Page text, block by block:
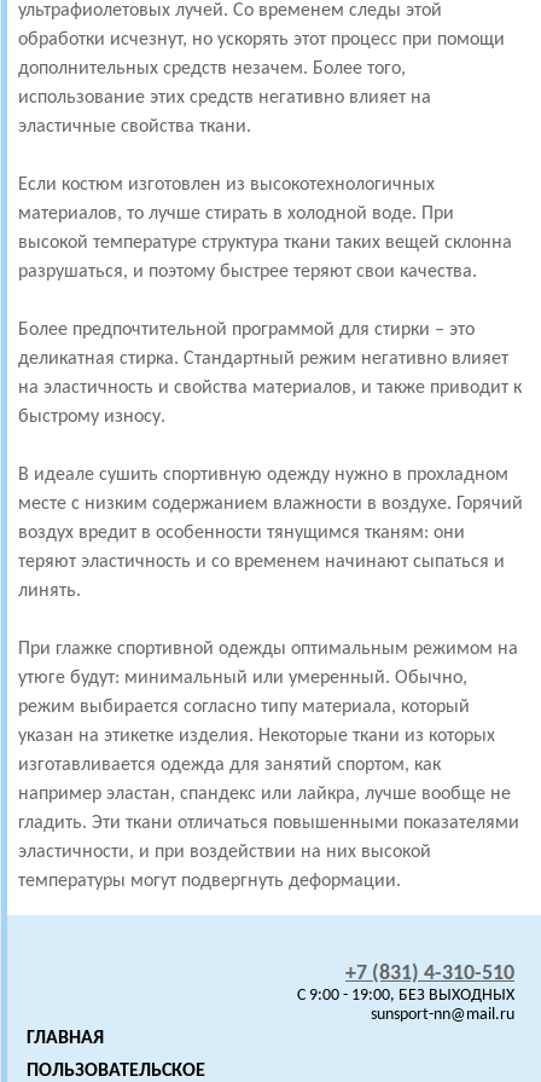
ультрафиолетовых лучей. Со временем следы этой
обработки исчезнут, но ускорять этот процесс при помощи
дополнительных средств незачем. Более того,
использование этих средств негативно влияет на
эластичные свойства ткани.
Если костюм изготовлен из высокотехнологичных
материалов, то лучше стирать в холодной воде. При
высокой температуре структура ткани таких вещей склонна
разрушаться, и поэтому быстрее теряют свои качества.
Более предпочтительной программой для стирки – это
деликатная стирка. Стандартный режим негативно влияет
на эластичность и свойства материалов, и также приводит к
быстрому износу.
В идеале сушить спортивную одежду нужно в прохладном
месте с низким содержанием влажности в воздухе. Горячий
воздух вредит в особенности тянущимся тканям: они
теряют эластичность и со временем начинают сыпаться и
линять.
При глажке спортивной одежды оптимальным режимом на
утюге будут: минимальный или умеренный. Обычно,
режим выбирается согласно типу материала, который
указан на этикетке изделия. Некоторые ткани из которых
изготавливается одежда для занятий спортом, как
например эластан, спандекс или лайкра, лучше вообще не
гладить. Эти ткани отличаться повышенными показателями
эластичности, и при воздействии на них высокой
температуры могут подвергнуть деформации.
+7 (831) 4-310-510
C 9:00 - 19:00, БЕЗ ВЫХОДНЫХ
sunsport-nn@mail.ru
ГЛАВНАЯ
ПОЛЬЗОВАТЕЛЬСКОЕ